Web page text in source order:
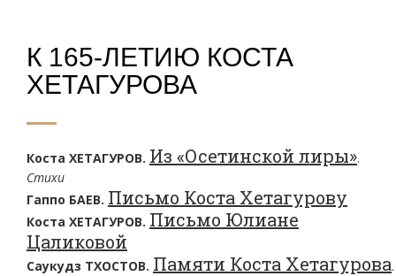
К 165-ЛЕТИЮ КОСТА
ХЕТАГУРОВА
Коста ХЕТАГУРОВ. Из «Осетинской лиры».
Стихи
Гаппо БАЕВ. Письмо Коста Хетагурову
Коста ХЕТАГУРОВ. Письмо Юлиане
Цаликовой
Саукудз ТХОСТОВ. Памяти Коста Хетагурова.